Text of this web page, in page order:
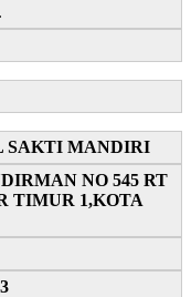
SAKTI MANDIRI
NO 545 RT
TIMUR 1,KOTA